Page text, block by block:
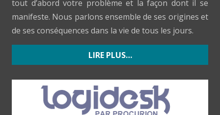
tout d’abord votre problème et la façon dont il se
manifeste. Nous parlons ensemble de ses origines et
de ses conséquences dans la vie de tous les jours.
LIRE PLUS…